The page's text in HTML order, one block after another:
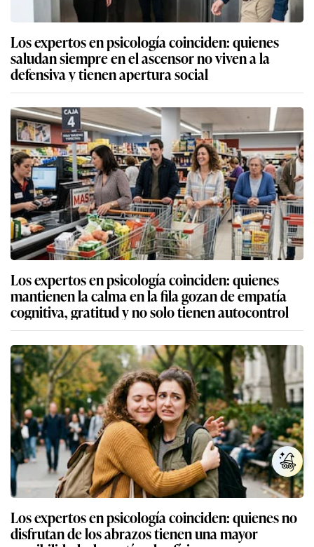
Los expertos en psicología coinciden: quienes
saludan siempre en el ascensor no viven a la
defensiva y tienen apertura social
Los expertos en psicología coinciden: quienes
mantienen la calma en la fila gozan de empatía
cognitiva, gratitud y no solo tienen autocontrol
Los expertos en psicología coinciden: quienes no
disfrutan de los abrazos tienen una mayor